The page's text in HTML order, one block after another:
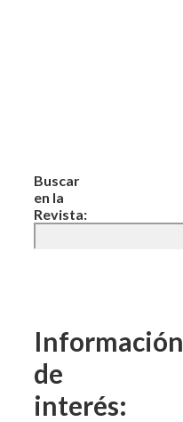
Buscar
en la
Revista:
Información
de
interés: